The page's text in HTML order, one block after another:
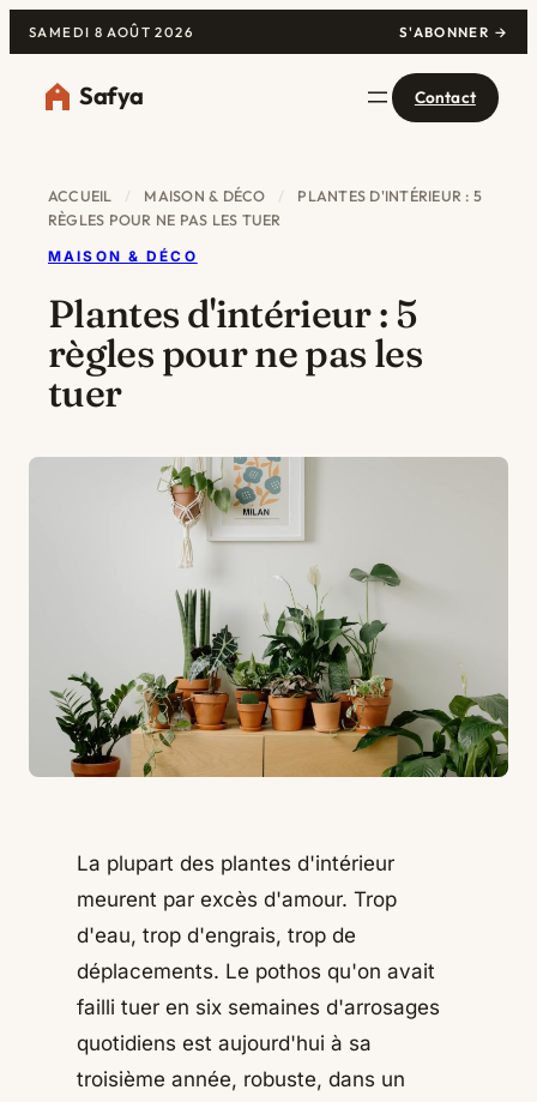
SAMEDI 8 AOÛT 2026 S'ABONNER →
Safya Contact
ACCUEIL / MAISON & DÉCO /
PLANTES D'INTÉRIEUR : 5
RÈGLES POUR NE PAS LES TUER
MAISON & DÉCO
Plantes d'intérieur : 5
règles pour ne pas les
tuer
La plupart des plantes d'intérieur
meurent par excès d'amour. Trop
d'eau, trop d'engrais, trop de
déplacements. Le pothos qu'on avait
failli tuer en six semaines d'arrosages
quotidiens est aujourd'hui à sa
troisième année, robuste, dans un